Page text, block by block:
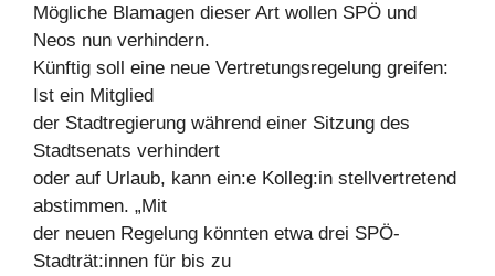
Mögliche Blamagen dieser Art wollen SPÖ und
Neos nun verhindern.
Künftig soll eine neue Vertretungsregelung greifen:
Ist ein Mitglied
der Stadtregierung während einer Sitzung des
Stadtsenats verhindert
oder auf Urlaub, kann ein:e Kolleg:in stellvertretend
abstimmen. „Mit
der neuen Regelung könnten etwa drei SPÖ-
Stadträt:innen für bis zu